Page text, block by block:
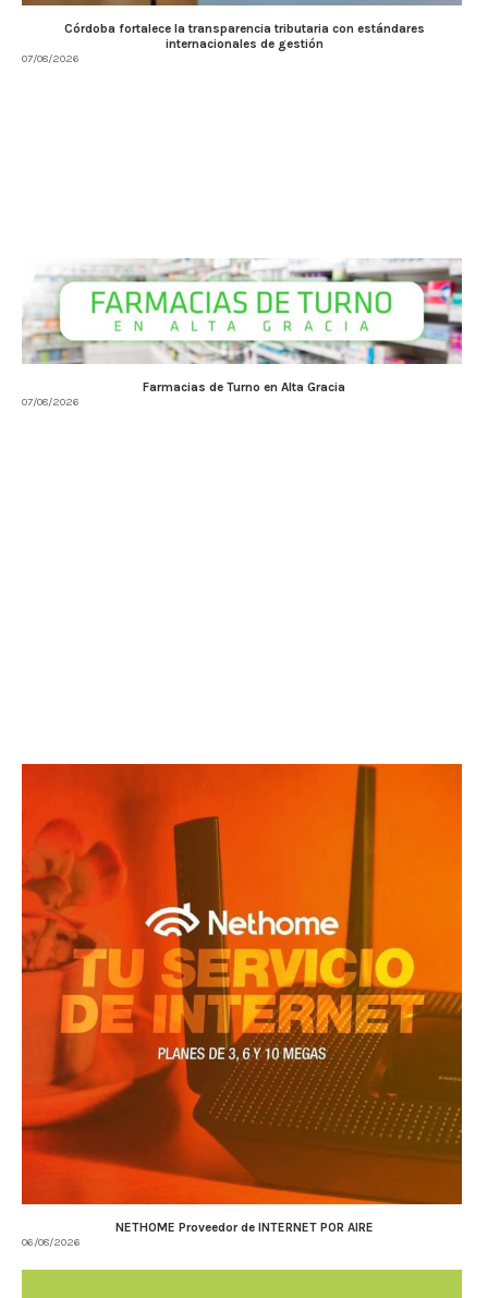
Córdoba fortalece la transparencia tributaria con estándares
internacionales de gestión
07/08/2026
Farmacias de Turno en Alta Gracia
07/08/2026
NETHOME Proveedor de INTERNET POR AIRE
06/08/2026